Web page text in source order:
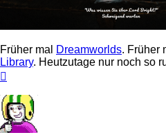
Früher mal Dreamworlds. Früher
Library. Heutzutage nur noch so